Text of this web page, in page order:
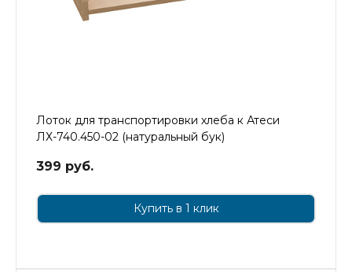
Лоток для транспортировки хлеба к Атеси
ЛХ-740.450-02 (натуральный бук)
399 руб.
Купить в 1 клик